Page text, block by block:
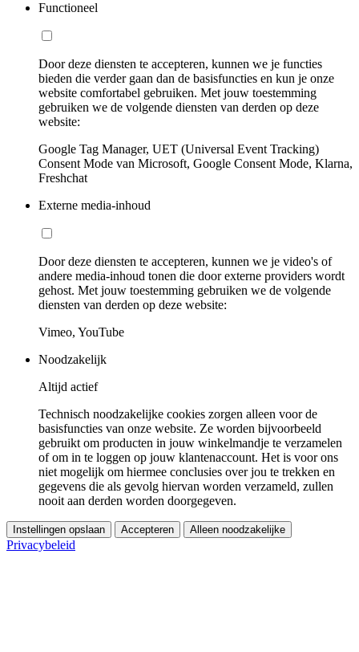
Functioneel
Door deze diensten te accepteren, kunnen we je functies
bieden die verder gaan dan de basisfuncties en kun je onze
website comfortabel gebruiken. Met jouw toestemming
gebruiken we de volgende diensten van derden op deze
website:
Google Tag Manager, UET (Universal Event Tracking)
Consent Mode van Microsoft, Google Consent Mode, Klarna,
Freshchat
Externe media-inhoud
Door deze diensten te accepteren, kunnen we je video's of
andere media-inhoud tonen die door externe providers wordt
gehost. Met jouw toestemming gebruiken we de volgende
diensten van derden op deze website:
Vimeo, YouTube
Noodzakelijk
Altijd actief
Technisch noodzakelijke cookies zorgen alleen voor de
basisfuncties van onze website. Ze worden bijvoorbeeld
gebruikt om producten in jouw winkelmandje te verzamelen
of om in te loggen op jouw klantenaccount. Het is voor ons
niet mogelijk om hiermee conclusies over jou te trekken en
gegevens die als gevolg hiervan worden verzameld, zullen
nooit aan derden worden doorgegeven.
Instellingen opslaan Accepteren Alleen noodzakelijke
Privacybeleid